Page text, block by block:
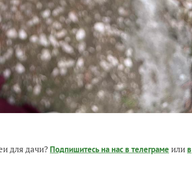
для дачи? Подпишитесь на нас в телеграме или в